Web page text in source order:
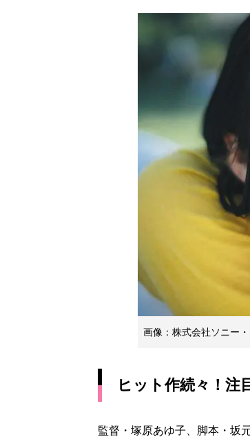
画像：株式会社ソニー
ヒット作続々！注
監督・塚原あゆ子、脚本・坂